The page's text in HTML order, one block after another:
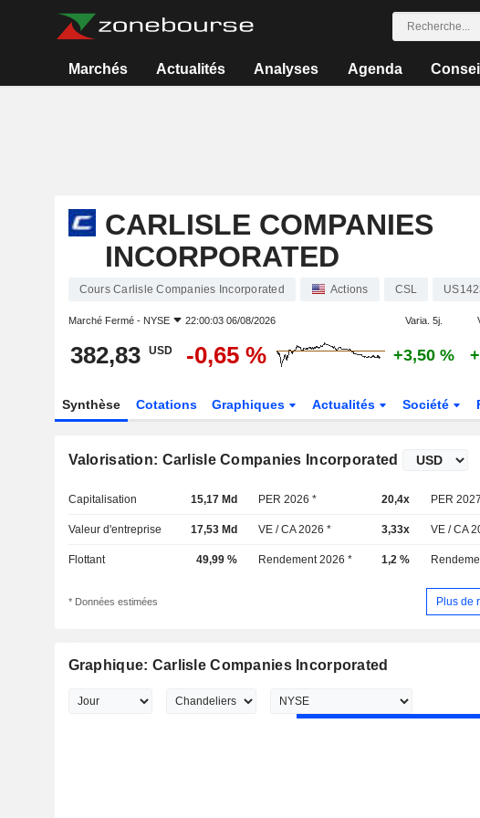
Marchés Actualités Analyses Agenda
CARLISLE COMPANIES
INCORPORATED
Cours Carlisle Companies Incorporated Actions CSL
Marché Fermé - NYSE 22:00:03 06/08/2026 Varia. 5j.
382,83 USD -0,65 % +3,50 %
Synthèse Cotations Graphiques Actualités Société
Valorisation: Carlisle Companies Incorporated
Capitalisation 15,17 Md PER 2026 * 20,4x PER
Valeur d'entreprise 17,53 Md VE / CA 2026 * 3,33x VE / CA
Flottant 49,99 % Rendement 2026 * 1,2 %
* Données estimées Plus de
Graphique: Carlisle Companies Incorporated